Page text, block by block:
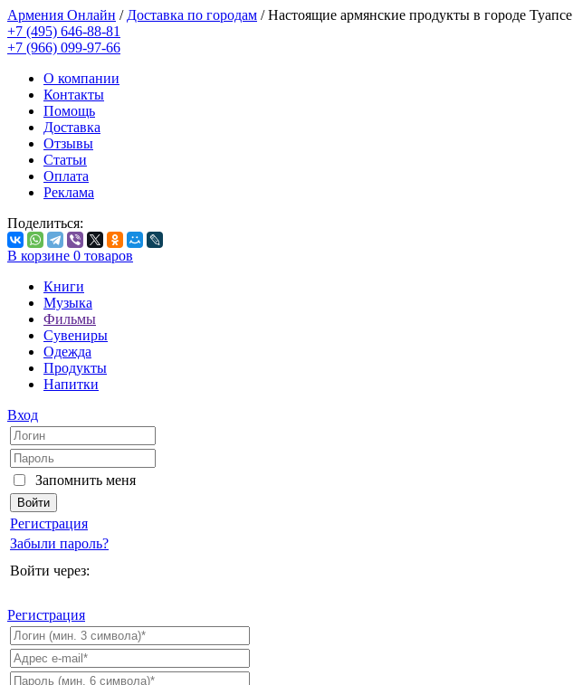
Армения Онлайн / Доставка по городам /Настоящие армянские продукты в городе Туапсе
+7 (495) 646-88-81
+7 (966) 099-97-66
О компании
Контакты
Помощь
Доставка
Отзывы
Статьи
Оплата
Реклама
Поделиться:
В корзине 0 товаров
Книги
Музыка
Фильмы
Сувениры
Одежда
Продукты
Напитки
Вход
Запомнить меня
Регистрация
Забыли пароль?
Войти через:
Регистрация